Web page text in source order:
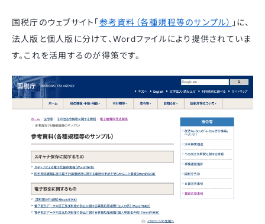
国税庁のウェブサイト「参考資料（各種規程等のサンプル） 」に、
法人版と個人版に分けて、Wordファイルにより提供されていま
す。これを活用するのが得策です。